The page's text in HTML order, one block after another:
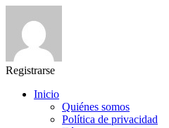
Registrarse
Inicio
Quiénes somos
Política de privacidad